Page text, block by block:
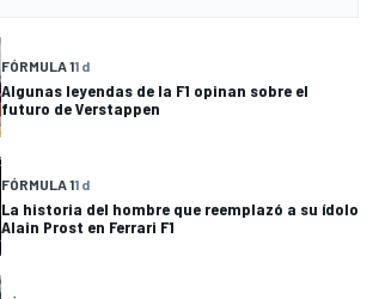
FÓRMULA 11 d
Algunas leyendas de la F1 opinan sobre el
futuro de Verstappen
FÓRMULA 11 d
La historia del hombre que reemplazó a su ídolo
Alain Prost en Ferrari F1